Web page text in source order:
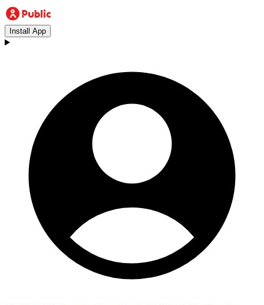
Install App